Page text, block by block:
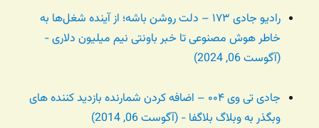
رادیو جادی ۱۷۳ – دلت روشن باشه؛ از آینده شغل‌ها به
خاطر هوش مصنوعی تا خبر باونتی نیم میلیون دلاری -
(آگوست 06, 2024)
جادی تی وی ۰۰۴ – اضافه کردن شمارنده بازدید کننده های
وبگذر به وبلاگ بلاگفا - (آگوست 06, 2014)